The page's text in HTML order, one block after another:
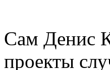
Сам Денис
проекты